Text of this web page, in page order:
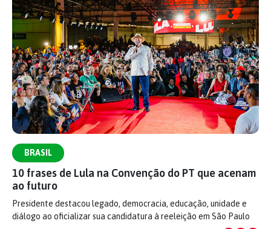
BRASIL
10 frases de Lula na Convenção do PT que acenam
ao futuro
Presidente destacou legado, democracia, educação, unidade e
diálogo ao oficializar sua candidatura à reeleição em São Paulo